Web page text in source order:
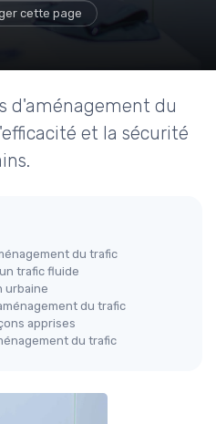
cette page
d'aménagement du
et la sécurité
du trafic
trafic fluide
urbaine
du trafic
apprises
du trafic